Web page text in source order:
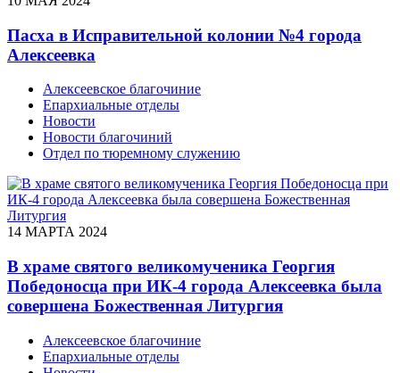
Пасха в Исправительной колонии №4 города
Алексеевка
Алексеевское благочиние
Епархиальные отделы
Новости
Новости благочиний
Отдел по тюремному служению
14 МАРТА 2024
В храме святого великомученика Георгия
Победоносца при ИК-4 города Алексеевка была
совершена Божественная Литургия
Алексеевское благочиние
Епархиальные отделы